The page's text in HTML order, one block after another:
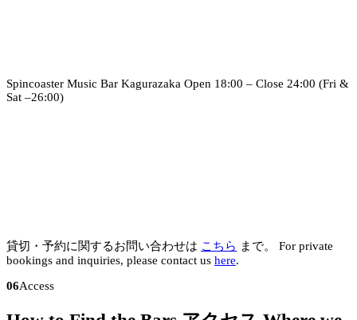
Spincoaster Music Bar Kagurazaka Open 18:00 – Close 24:00 (Fri &
Sat –26:00)
貸切・予約に関するお問い合わせは こちら まで。
For private
bookings and inquiries, please contact us here.
06Access